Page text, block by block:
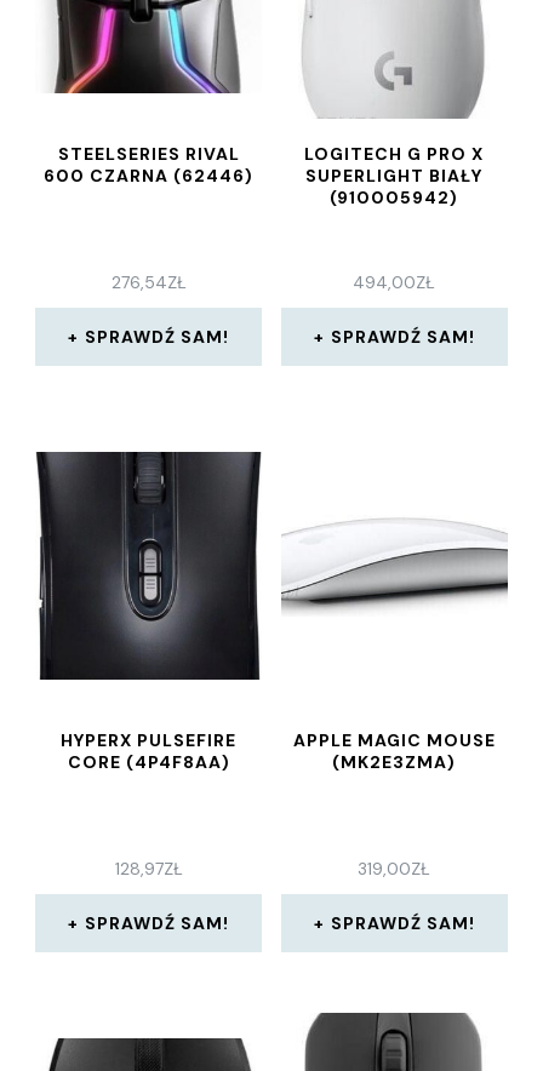
STEELSERIES RIVAL
600 CZARNA (62446)
276,54ZŁ
SPRAWDŹ SAM!
LOGITECH G PRO X
SUPERLIGHT BIAŁY
(910005942)
494,00ZŁ
SPRAWDŹ SAM!
HYPERX PULSEFIRE
CORE (4P4F8AA)
128,97ZŁ
SPRAWDŹ SAM!
APPLE MAGIC MOUSE
(MK2E3ZMA)
319,00ZŁ
SPRAWDŹ SAM!